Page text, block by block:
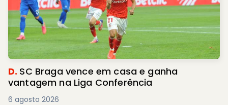
D. SC Braga vence em casa e ganha
vantagem na Liga Conferência
6 agosto 2026